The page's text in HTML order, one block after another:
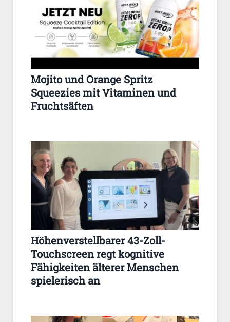
Mojito und Orange Spritz
Squeezies mit Vitaminen und
Fruchtsäften
Höhenverstellbarer 43-Zoll-
Touchscreen regt kognitive
Fähigkeiten älterer Menschen
spielerisch an